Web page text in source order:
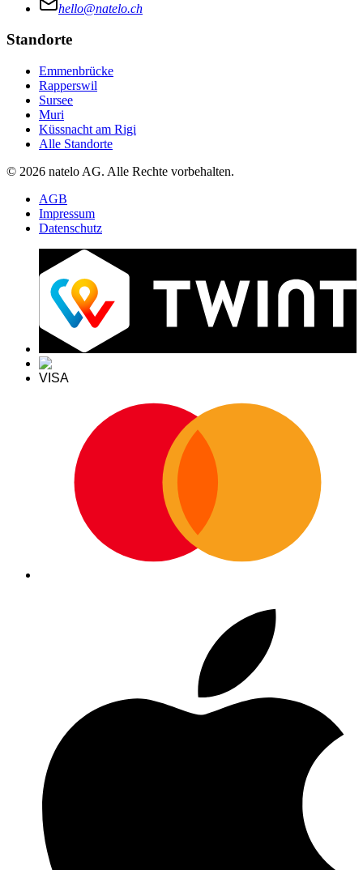
hello@natelo.ch
Standorte
Emmenbrücke
Rapperswil
Sursee
Muri
Küssnacht am Rigi
Alle Standorte
© 2026 natelo AG. Alle Rechte vorbehalten.
AGB
Impressum
Datenschutz
VISA